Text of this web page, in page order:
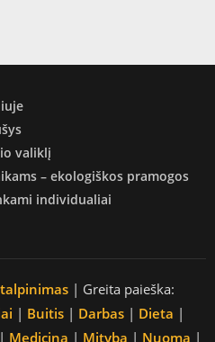
valiklį
– ekologiškos pramogos
individualiai
| Greita paieška:
| Buitis | Darbas | Dieta |
| Medicina | Mityba | Nuoma |